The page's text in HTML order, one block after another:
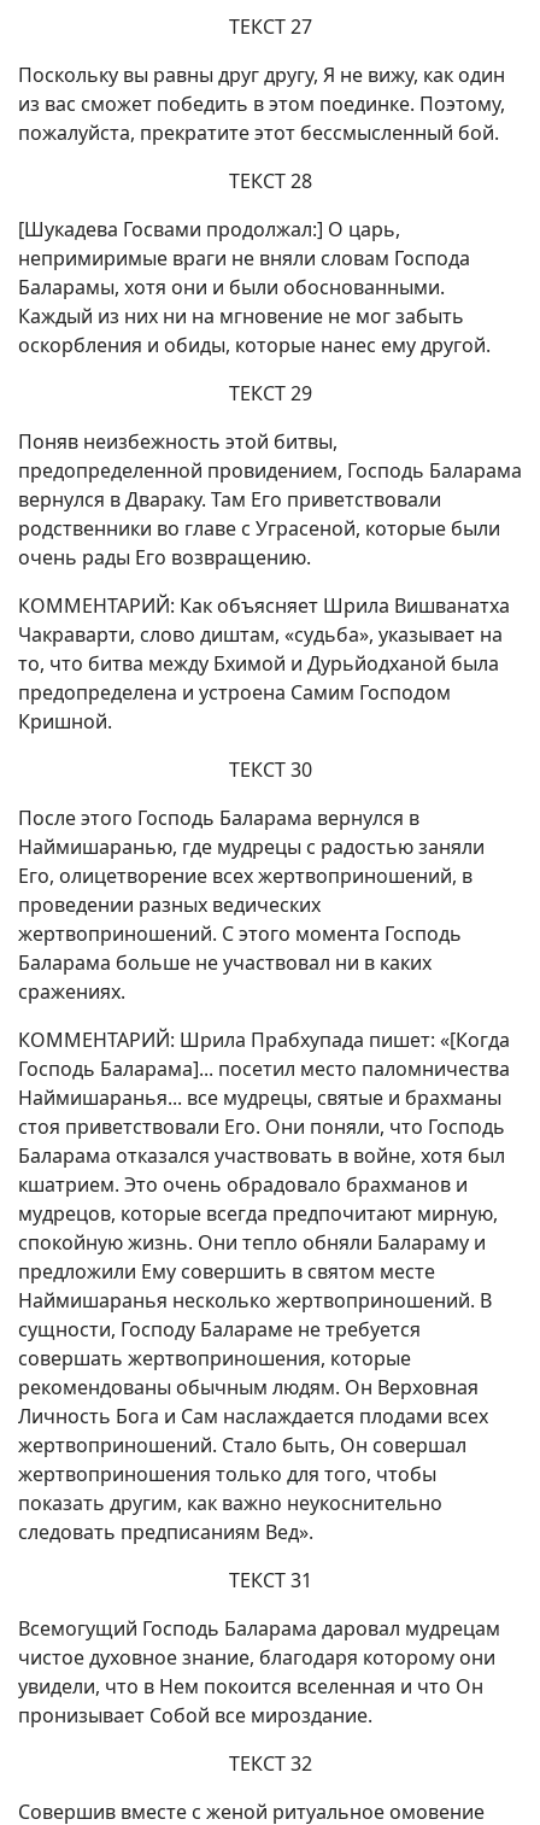
ТЕКСТ 27
Поскольку вы равны друг другу, Я не вижу, как один
из вас сможет победить в этом поединке. Поэтому,
пожалуйста, прекратите этот бессмысленный бой.
ТЕКСТ 28
[Шукадева Госвами продолжал:] О царь,
непримиримые враги не вняли словам Господа
Баларамы, хотя они и были обоснованными.
Каждый из них ни на мгновение не мог забыть
оскорбления и обиды, которые нанес ему другой.
ТЕКСТ 29
Поняв неизбежность этой битвы,
предопределенной провидением, Господь Баларама
вернулся в Двараку. Там Его приветствовали
родственники во главе с Уграсеной, которые были
очень рады Его возвращению.
КОММЕНТАРИЙ: Как объясняет Шрила Вишванатха
Чакраварти, слово диштам, «судьба», указывает на
то, что битва между Бхимой и Дурьйодханой была
предопределена и устроена Самим Господом
Кришной.
ТЕКСТ 30
После этого Господь Баларама вернулся в
Наймишаранью, где мудрецы с радостью заняли
Его, олицетворение всех жертвоприношений, в
проведении разных ведических
жертвоприношений. С этого момента Господь
Баларама больше не участвовал ни в каких
сражениях.
КОММЕНТАРИЙ: Шрила Прабхупада пишет: «[Когда
Господь Баларама]... посетил место паломничества
Наймишаранья... все мудрецы, святые и брахманы
стоя приветствовали Его. Они поняли, что Господь
Баларама отказался участвовать в войне, хотя был
кшатрием. Это очень обрадовало брахманов и
мудрецов, которые всегда предпочитают мирную,
спокойную жизнь. Они тепло обняли Балараму и
предложили Ему совершить в святом месте
Наймишаранья несколько жертвоприношений. В
сущности, Господу Балараме не требуется
совершать жертвоприношения, которые
рекомендованы обычным людям. Он Верховная
Личность Бога и Сам наслаждается плодами всех
жертвоприношений. Стало быть, Он совершал
жертвоприношения только для того, чтобы
показать другим, как важно неукоснительно
следовать предписаниям Вед».
ТЕКСТ 31
Всемогущий Господь Баларама даровал мудрецам
чистое духовное знание, благодаря которому они
увидели, что в Нем покоится вселенная и что Он
пронизывает Собой все мироздание.
ТЕКСТ 32
Совершив вместе с женой ритуальное омовение